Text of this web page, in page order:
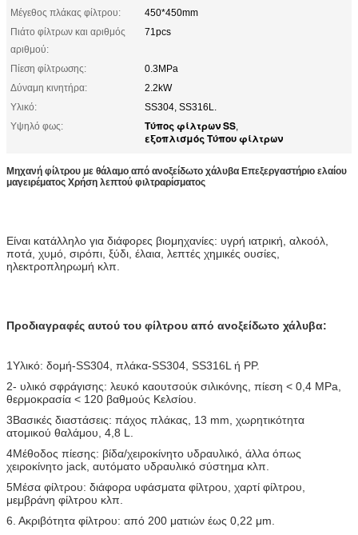
Μέγεθος πλάκας φίλτρου:
450*450mm
Πιάτο φίλτρων και αριθμός
αριθμού:
71pcs
Πίεση φίλτρωσης:
0.3MPa
Δύναμη κινητήρα:
2.2kW
Υλικό:
SS304, SS316L.
Υψηλό φως:
Τύπος φίλτρων SS,
εξοπλισμός Τύπου φίλτρων
Μηχανή φίλτρου με θάλαμο από ανοξείδωτο χάλυβα Επεξεργαστήριο ελαίου
μαγειρέματος Χρήση λεπτού φιλτραρίσματος
Είναι κατάλληλο για διάφορες βιομηχανίες: υγρή ιατρική, αλκοόλ,
ποτά, χυμό, σιρόπι, ξύδι, έλαια, λεπτές χημικές ουσίες,
ηλεκτροπληρωμή κλπ.
Προδιαγραφές αυτού του φίλτρου από ανοξείδωτο χάλυβα:
1Υλικό: δομή-SS304, πλάκα-SS304, SS316L ή PP.
2- υλικό σφράγισης: λευκό καουτσούκ σιλικόνης, πίεση < 0,4 MPa,
θερμοκρασία < 120 βαθμούς Κελσίου.
3Βασικές διαστάσεις: πάχος πλάκας, 13 mm, χωρητικότητα
ατομικού θαλάμου, 4,8 L.
4Μέθοδος πίεσης: βίδα/χειροκίνητο υδραυλικό, άλλα όπως
χειροκίνητο jack, αυτόματο υδραυλικό σύστημα κλπ.
5Μέσα φίλτρου: διάφορα υφάσματα φίλτρου, χαρτί φίλτρου,
μεμβράνη φίλτρου κλπ.
6. Ακριβότητα φίλτρου: από 200 ματιών έως 0,22 μm.